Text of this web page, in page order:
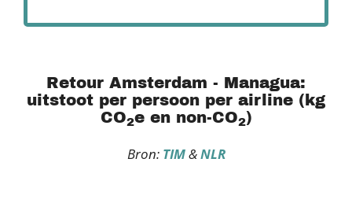
Retour Amsterdam - Managua:
uitstoot per persoon per airline (kg
CO2e en non-CO2)
Bron: TIM&NLR